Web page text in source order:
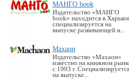
МАНГО book
Издательство «MАНГО
book» находится в
специализируется на
выпуске развивающей и...
Махаон
Издательство «Махаон»
известно на книжном
с 1993 г.
на выпуске...